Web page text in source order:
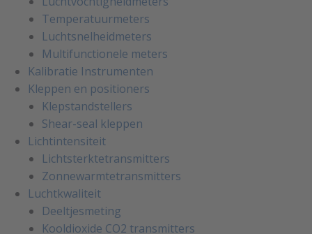
Temperatuurmeters
Luchtsnelheidmeters
Multifunctionele meters
Kalibratie Instrumenten
Kleppen en positioners
Klepstandstellers
Shear-seal kleppen
Lichtintensiteit
Lichtsterktetransmitters
Zonnewarmtetransmitters
Luchtkwaliteit
Deeltjesmeting
Kooldioxide CO2 transmitters